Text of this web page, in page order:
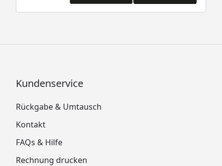
Kundenservice
Rückgabe & Umtausch
Kontakt
FAQs & Hilfe
Rechnung drucken